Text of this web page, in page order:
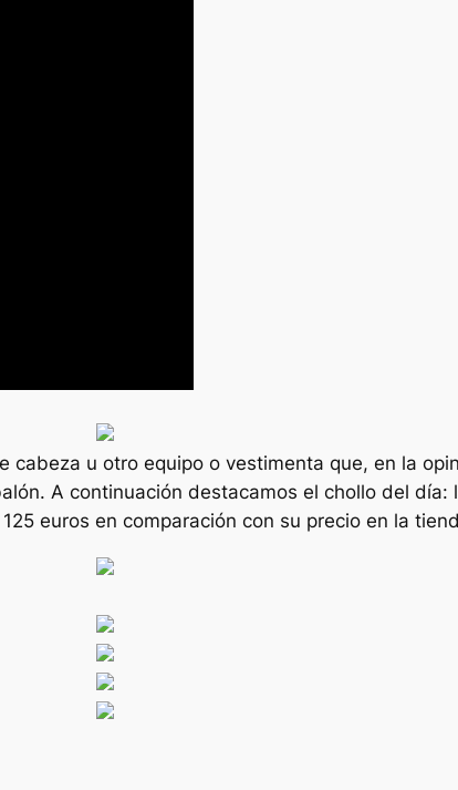
u otro equipo o vestimenta que, en la
A continuación destacamos el chollo del día:
euros en comparación con su precio en la